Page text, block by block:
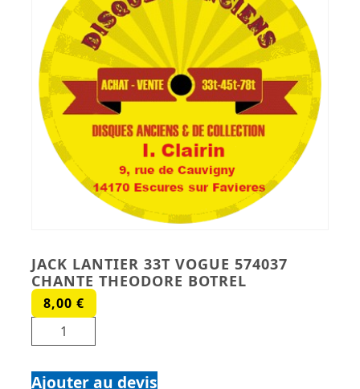
JACK LANTIER 33T VOGUE 574037
CHANTE THEODORE BOTREL
8,00 €
quantité de JACK LANTIER 33T VOGUE 574037
CHANTE THEODORE BOTREL
Ajouter au devis